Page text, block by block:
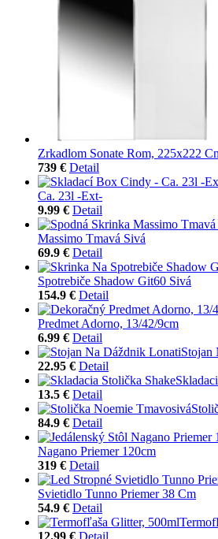
Zrkadlom Sonate Rom, 225x222
739 € Detail
Ca. 23l -Ext-
9.99 € Detail
Massimo Tmavá Sivá
69.9 € Detail
Spotrebiče Shadow Git60 Sivá
154.9 € Detail
Predmet Adorno, 13/42/9cm
6.99 € Detail
Stojan
22.95 € Detail
13.5 € Detail
84.9 € Detail
Nagano Priemer 120cm
319 € Detail
Svietidlo Tunno Priemer 38 Cm
54.9 € Detail
12.99 € Detail